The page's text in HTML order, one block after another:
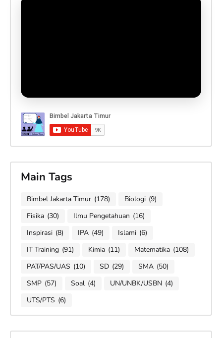
Main Tags
Bimbel Jakarta Timur (178) Biologi (9)
Fisika (30) Ilmu Pengetahuan (16)
Inspirasi (8) IPA (49) Islami (6)
IT Training (91) Kimia (11) Matematika (108)
PAT/PAS/UAS (10) SD (29) SMA (50)
SMP (57) Soal (4) UN/UNBK/USBN (4)
UTS/PTS (6)